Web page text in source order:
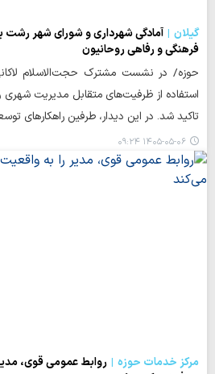
گیلان
آمادگی شهرداری و شورای شهر رشت
فرهنگی و رفاهی روحانیون
حوزه/ در نشست مشترک حجت‌الاسلام
استفاده از ظرفیت‌های متقابل مدیریت شهری
تاکید شد. در این دیدار، طرفین راهکارهای
۱۴۰۵-۰۵-۰۶ ۰۹:۲۴
مرکز خدمات حوزه
روابط عمومی قوی،